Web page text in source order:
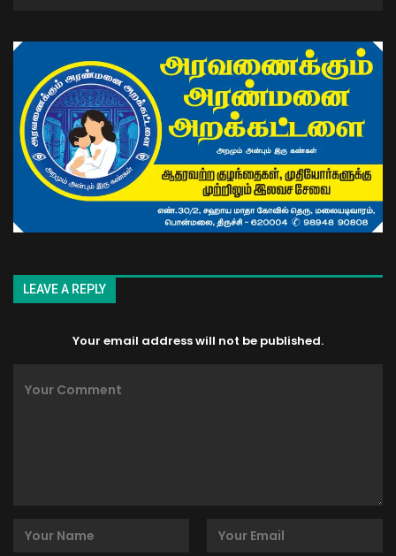
LEAVE A REPLY
Your email address will not be published.